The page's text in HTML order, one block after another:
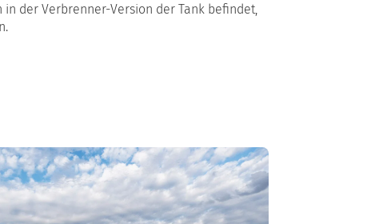
der Verbrenner-Version der Tank befindet,